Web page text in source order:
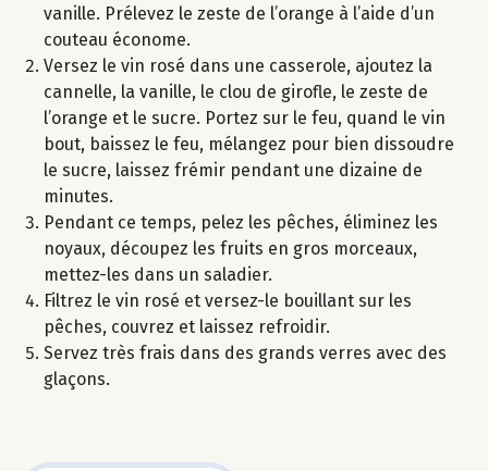
vanille. Prélevez le zeste de l’orange à l’aide d’un
couteau économe.
Versez le vin rosé dans une casserole, ajoutez la
cannelle, la vanille, le clou de girofle, le zeste de
l’orange et le sucre. Portez sur le feu, quand le vin
bout, baissez le feu, mélangez pour bien dissoudre
le sucre, laissez frémir pendant une dizaine de
minutes.
Pendant ce temps, pelez les pêches, éliminez les
noyaux, découpez les fruits en gros morceaux,
mettez-les dans un saladier.
Filtrez le vin rosé et versez-le bouillant sur les
pêches, couvrez et laissez refroidir.
Servez très frais dans des grands verres avec des
glaçons.